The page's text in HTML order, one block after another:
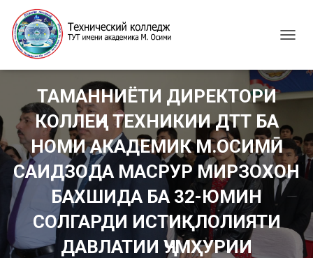
G
L
N
A
V
I
G
O
ТАМАННИЁТИ ДИРЕКТОРИ
КОЛЛЕҶИ ТЕХНИКИИ ДТТ БА
НОМИ АКАДЕМИК М.ОСИМӢ
САИДЗОДА МАСРУР МИРЗОХОН
БАХШИДА БА 32-ЮМИН
СОЛГАРДИ ИСТИҚЛОЛИЯТИ
ДАВЛАТИИ ҶУМҲУРИИ